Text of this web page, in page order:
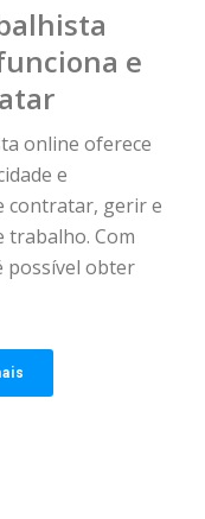
e
online oferece
e
contratar, gerir e
trabalho. Com
possível obter